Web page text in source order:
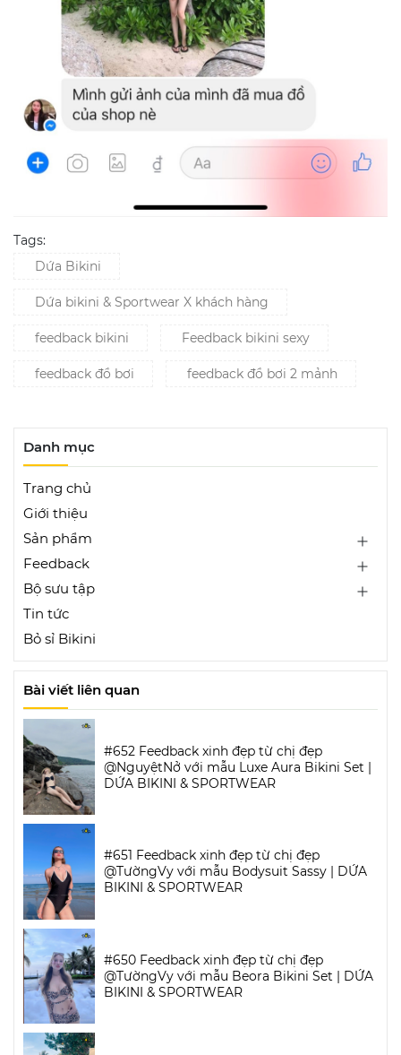
Tags:
Dứa Bikini
Dứa bikini & Sportwear X khách hàng
feedback bikini Feedback bikini sexy
feedback đồ bơi feedback đồ bơi 2 mảnh
Danh mục
Trang chủ
Giới thiệu
Sản phẩm
Feedback
Bộ sưu tập
Tin tức
Bỏ sỉ Bikini
Bài viết liên quan
#652 Feedback xinh đẹp từ chị đẹp
@NguyệtNở với mẫu Luxe Aura Bikini Set |
DỨA BIKINI & SPORTWEAR
#651 Feedback xinh đẹp từ chị đẹp
@TườngVy với mẫu Bodysuit Sassy | DỨA
BIKINI & SPORTWEAR
#650 Feedback xinh đẹp từ chị đẹp
@TườngVy với mẫu Beora Bikini Set | DỨA
BIKINI & SPORTWEAR